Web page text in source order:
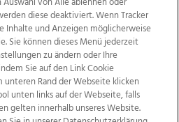
Kontakt
Jobs
AGB Anzeigekunden
Politische Werbung
diese deaktiviert. Wenn Tracker
Inhalte und Anzeigen möglicherweise
Sie können dieses Menü jederzeit
zu ändern oder Ihre
Sie auf den Link Cookie
Rand der Webseite klicken
unten links auf der Webseite, falls
gelten innerhalb unseres Website.